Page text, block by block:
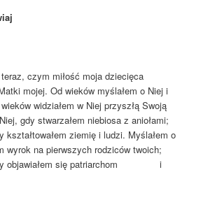
czym miłość moja dziecięca
mojej. Od wieków myślałem o Niej i
widziałem w Niej przyszłą Swoją
gdy stwarzałem niebiosa z aniołami;
kształtowałem ziemię i ludzi. Myślałem o
wyrok na pierwszych rodziców twoich;
objawiałem się patriarchom i